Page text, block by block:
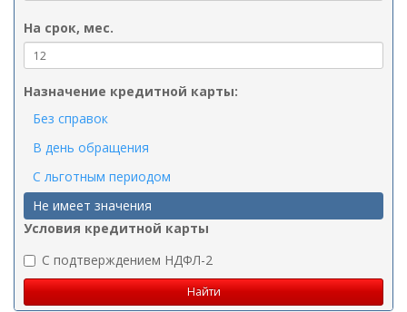
На срок, мес.
Назначение кредитной карты:
Без справок
В день обращения
С льготным периодом
Не имеет значения
Условия кредитной карты
C подтверждением НДФЛ-2